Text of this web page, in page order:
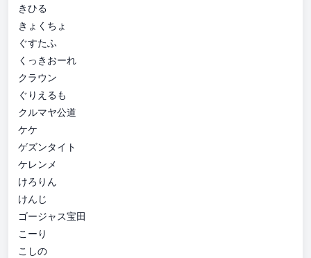
きひる
きょくちょ
ぐすたふ
くっきおーれ
クラウン
ぐりえるも
クルマヤ公道
ケケ
ゲズンタイト
ケレンメ
けろりん
けんじ
ゴージャス宝田
こーり
こしの